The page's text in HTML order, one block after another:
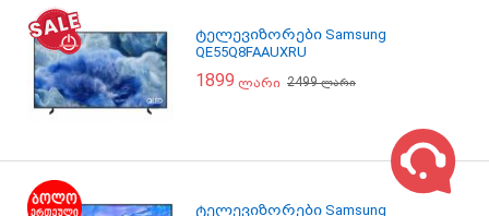
ტელევიზორები Samsung
QE55Q8FAAUXRU
1899 ლარი 2499ლარი
ტელევიზორები Samsung